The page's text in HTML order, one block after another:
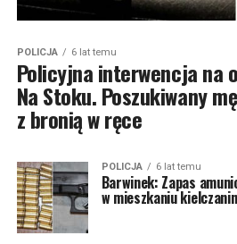
POLICJA 6 lat temu
Policyjna interwencja na
Na Stoku. Poszukiwany
z bronią w ręce
POLICJA 6 lat temu
Barwinek: Zapas
w mieszkaniu